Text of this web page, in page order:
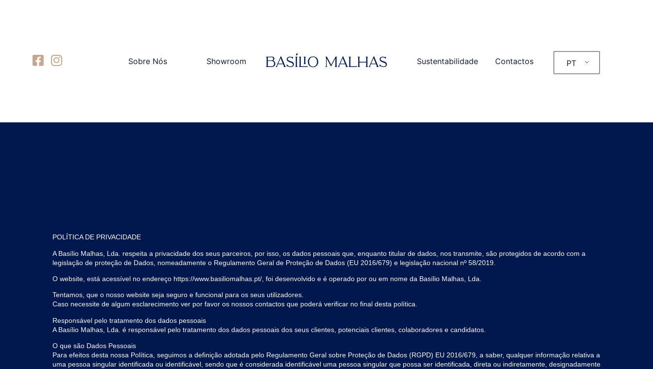
Sobre Nós Showroom Sustentabilidade Contactos PT
POLÍTICA DE PRIVACIDADE
A Basílio Malhas, Lda. respeita a privacidade dos seus parceiros, por isso, os dados pessoais que, enquanto titular de dados, nos transmite, são protegidos de acordo com a
legislação de proteção de Dados, nomeadamente o Regulamento Geral de Proteção de Dados (EU 2016/679) e legislação nacional nº 58/2019.
O website, está acessível no endereço https://www.basiliomalhas.pt/, foi desenvolvido e é operado por ou em nome da Basílio Malhas, Lda.
Tentamos, que o nosso website seja seguro e funcional para os seus utilizadores.
Caso necessite de algum esclarecimento ver por favor os nossos contactos que poderá verificar no final desta política.
Responsável pelo tratamento dos dados pessoais
A Basílio Malhas, Lda. é responsável pelo tratamento dos dados pessoais dos seus clientes, potenciais clientes, colaboradores e candidatos.
O que são Dados Pessoais
Para efeitos desta nossa Política, seguimos a definição adotada pelo Regulamento Geral sobre Proteção de Dados (RGPD) EU 2016/679, a saber, qualquer informação relativa a
uma pessoa singular identificada ou identificável, sendo que é considerada identificável uma pessoa singular que possa ser identificada, direta ou indiretamente, designadamente